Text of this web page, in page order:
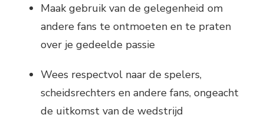
Maak gebruik van de gelegenheid om
andere fans te ontmoeten en te praten
over je gedeelde passie
Wees respectvol naar de spelers,
scheidsrechters en andere fans, ongeacht
de uitkomst van de wedstrijd